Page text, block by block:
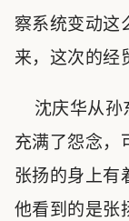
察系统变动这
来，这次的经
沈庆华从孙
充满了怨念，
张扬的身上有
他看到的是张